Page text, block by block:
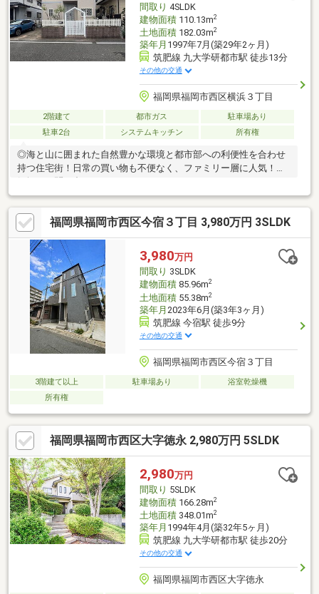
間取り 4SLDK
建物面積110.13m2
土地面積182.03m2
築年月 1997年7月(築29年2ヶ月)
筑肥線 九大学研都市駅 徒歩13分
その他の交通
福岡県福岡市西区横浜３丁目
2階建て 都市ガス
駐車場あり
駐車2台
システムキッチン 所有権
◎海と山に囲まれた自然豊かな環境と都市部への利便性を合わせ
持つ住宅街！日常の買い物も不便なく、ファミリー層に人気！お
福岡県福岡市西区今宿３丁目 3,980万円 3SLDK
3,980万円
間取り 3SLDK
建物面積85.96m2
土地面積55.38m2
築年月 2023年6月(築3年3ヶ月)
筑肥線 今宿駅 徒歩9分
その他の交通
福岡県福岡市西区今宿３丁目
3階建て以上 駐車場あり
浴室乾燥機
所有権
福岡県福岡市西区大字徳永 2,980万円 5SLDK
2,980万円
間取り 5SLDK
建物面積166.28m2
土地面積348.01m2
築年月 1994年4月(築32年5ヶ月)
筑肥線 九大学研都市駅 徒歩20分
その他の交通
福岡県福岡市西区大字徳永